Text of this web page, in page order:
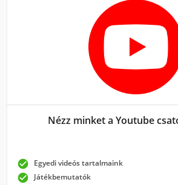
Nézz minket a Youtube
 Egyedi videós tartalmaink
 Játékbemutatók